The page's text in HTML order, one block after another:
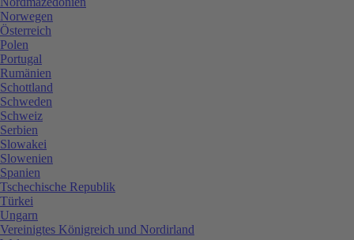
Norwegen
Österreich
Polen
Portugal
Rumänien
Schottland
Schweden
Schweiz
Serbien
Slowakei
Slowenien
Spanien
Tschechische Republik
Türkei
Ungarn
Vereinigtes Königreich und Nordirland